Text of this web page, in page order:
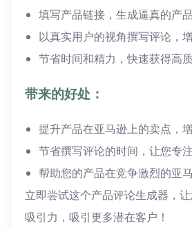
填写产品链接，生成逼真的产
以真实用户的视角撰写评论，
节省时间和精力，快速获得高
带来的好处：
提升产品在亚马逊上的卖点，
节省撰写评论的时间，让您专
帮助您的产品在竞争激烈的亚
立即尝试这个产品评论生成器，
吸引力，吸引更多潜在客户！